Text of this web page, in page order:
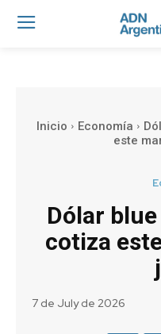
Inicio Economía
este
Dólar
cotiza
7 de July de 2026